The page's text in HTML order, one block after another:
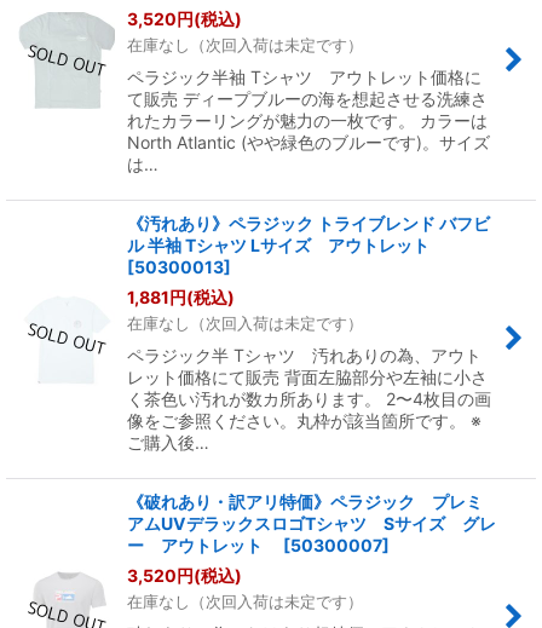
3,520円(税込)
在庫なし（次回入荷は未定です）
ペラジック半袖 Tシャツ アウトレット価格に
て販売 ディープブルーの海を想起させる洗練さ
れたカラーリングが魅力の一枚です。 カラーは
North Atlantic (やや緑色のブルーです)。サイズ
は…
《汚れあり》ペラジック トライブレンド バフビ
ル 半袖 Tシャツ Lサイズ アウトレット
[50300013]
1,881円(税込)
在庫なし（次回入荷は未定です）
ペラジック半 Tシャツ 汚れありの為、アウト
レット価格にて販売 背面左脇部分や左袖に小さ
く茶色い汚れが数カ所あります。 2〜4枚目の画
像をご参照ください。丸枠が該当箇所です。 ※
ご購入後…
《破れあり・訳アリ特価》ペラジック プレミ
アムUVデラックスロゴTシャツ Sサイズ グレ
ー アウトレット
[50300007]
3,520円(税込)
在庫なし（次回入荷は未定です）